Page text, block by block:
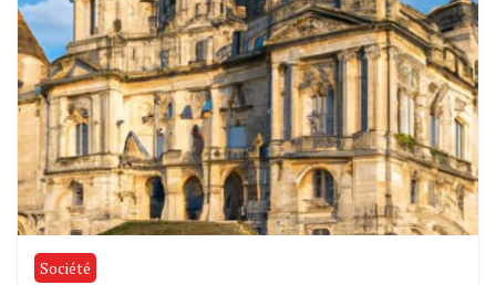
Société